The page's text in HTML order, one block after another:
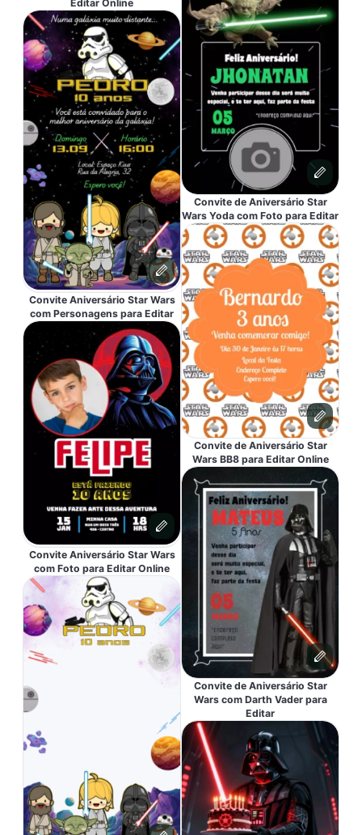
Editar Online
Convite Aniversário Star Wars
com Personagens para Editar
Convite Aniversário Star Wars
com Foto para Editar Online
Convite de Aniversário Star
Wars Yoda com Foto para Editar
Convite de Aniversário Star
Wars BB8 para Editar Online
Convite de Aniversário Star
Wars com Darth Vader para
Editar